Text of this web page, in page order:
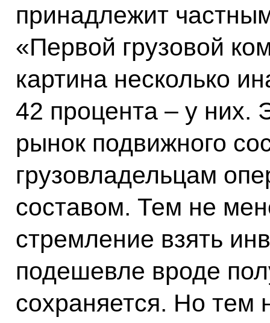
принадлежит
«Первой грузовой
картина несколько
42 процента – у них.
рынок подвижного
грузовладельцам
составом. Тем не
стремление взять
подешевле вроде
сохраняется. Но тем